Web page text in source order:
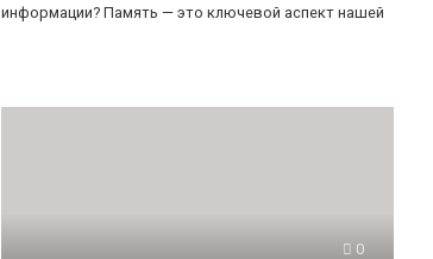
информации? Память — это ключевой аспект нашей
0